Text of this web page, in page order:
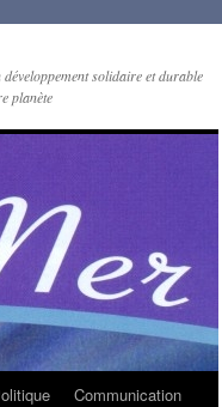
développement solidaire et durable
planète
Communication